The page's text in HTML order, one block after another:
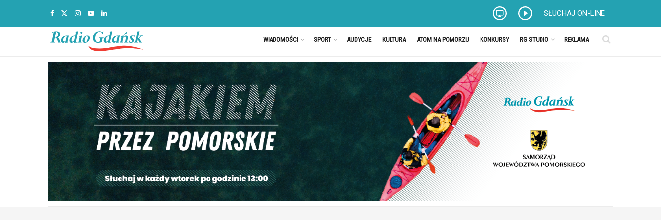
SŁUCHAJ ON-LINE
WIADOMOŚCI SPORT AUDYCJE KULTURA ATOM NA POMORZU KONKURSY RG STUDIO REKLAMA